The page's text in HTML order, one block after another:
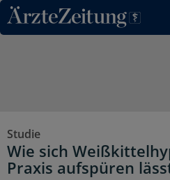
Direkt zum Inhaltsbereich
Studie
Wie sich
Praxis aufspüren